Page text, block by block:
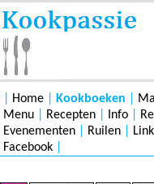
Home Kookboeken
Menu
Recepten Info
Evenementen
Ruilen
Facebook